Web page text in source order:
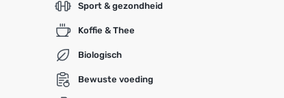
Sport & gezondheid
Koffie & Thee
Biologisch
Bewuste voeding